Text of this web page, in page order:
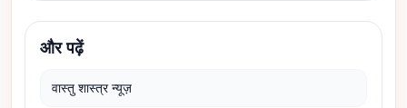
और पढ़ें
वास्तु शास्त्र न्यूज़